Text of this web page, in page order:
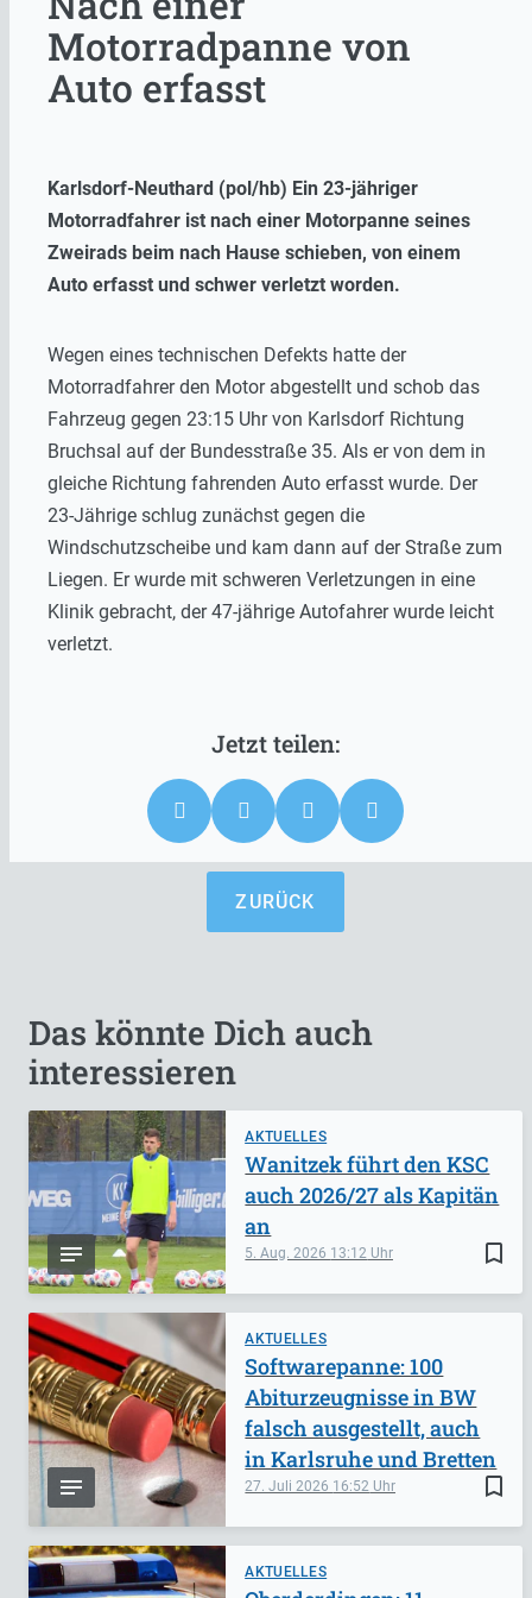
Motorradpanne von
Auto erfasst
Karlsdorf-Neuthard (pol/hb) Ein 23-jähriger
Motorradfahrer ist nach einer Motorpanne seines
Zweirads beim nach Hause schieben, von einem
Auto erfasst und schwer verletzt worden.
Wegen eines technischen Defekts hatte der
Motorradfahrer den Motor abgestellt und schob das
Fahrzeug gegen 23:15 Uhr von Karlsdorf Richtung
Bruchsal auf der Bundesstraße 35. Als er von dem in
gleiche Richtung fahrenden Auto erfasst wurde. Der
23-Jährige schlug zunächst gegen die
Windschutzscheibe und kam dann auf der Straße zum
Liegen. Er wurde mit schweren Verletzungen in eine
Klinik gebracht, der 47-jährige Autofahrer wurde leicht
verletzt.
ZURÜCK
Das könnte Dich auch
interessieren
AKTUELLES
bookmark_border
5. Aug. 2026 13:12
Wanitzek führt den KSC
auch 2026/27 als Kapitän
an
AKTUELLES
bookmark_border
27. Juli 2026 16:52
Softwarepanne: 100
Abiturzeugnisse in BW
falsch ausgestellt, auch
in Karlsruhe und Bretten
AKTUELLES